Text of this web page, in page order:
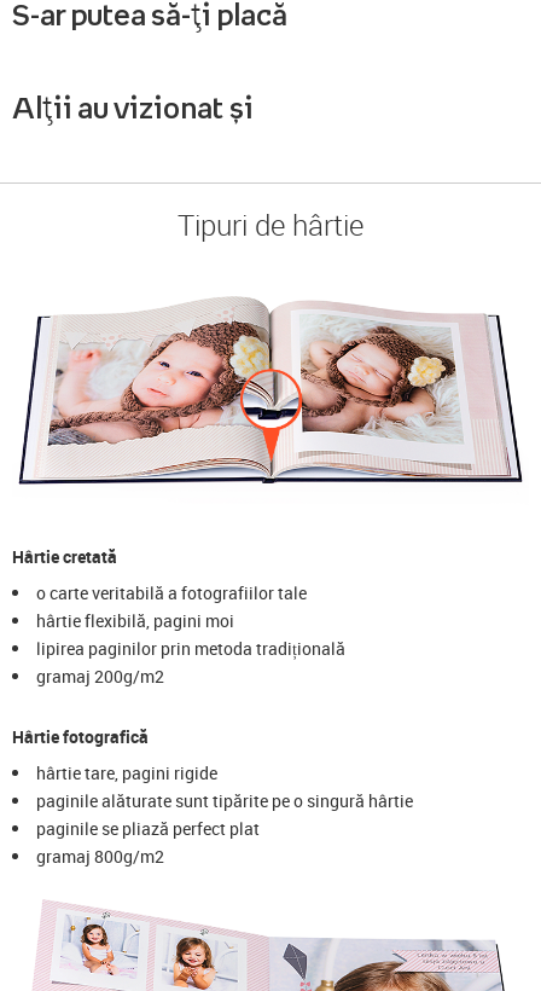
S-ar putea să-ți placă
Alții au vizionat și
Tipuri de hârtie
Hârtie cretată
o carte veritabilă a fotografiilor tale
hârtie flexibilă, pagini moi
lipirea paginilor prin metoda tradițională
gramaj 200g/m2
Hârtie fotografică
hârtie tare, pagini rigide
paginile alăturate sunt tipărite pe o singură hârtie
paginile se pliază perfect plat
gramaj 800g/m2